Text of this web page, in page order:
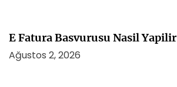
E Fatura Basvurusu Nasil Yapilir
Ağustos 2, 2026